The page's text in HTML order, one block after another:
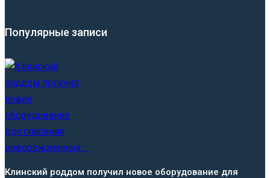
Популярные записи
Клинский роддом получил новое оборудование для